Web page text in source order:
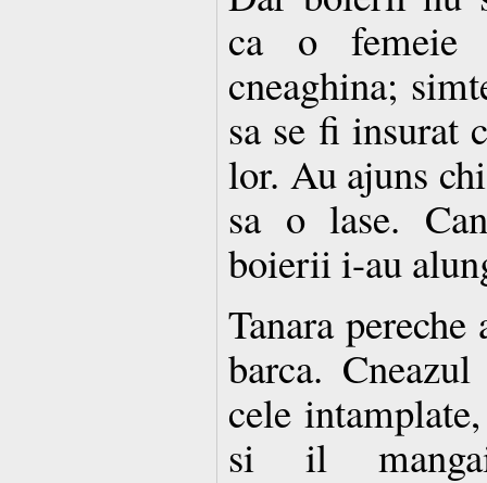
ca o femeie
cneaghina;
sa se fi insurat
lor. Au ajuns
sa o lase.
boierii i-au
Tanara
barca.
cele
si il